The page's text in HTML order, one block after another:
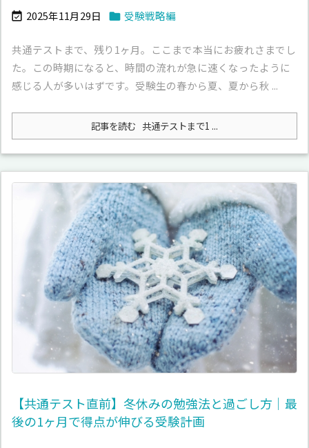
 2025年11月29日  受験戦略編
共通テストまで、残り1ヶ月。ここまで本当にお疲れさまでし
た。この時期になると、時間の流れが急に速くなったように
感じる人が多いはずです。受験生の春から夏、夏から秋 ...
記事を読む 共通テストまで1 ...
【共通テスト直前】冬休みの勉強法と過ごし方｜最
後の1ヶ月で得点が伸びる受験計画